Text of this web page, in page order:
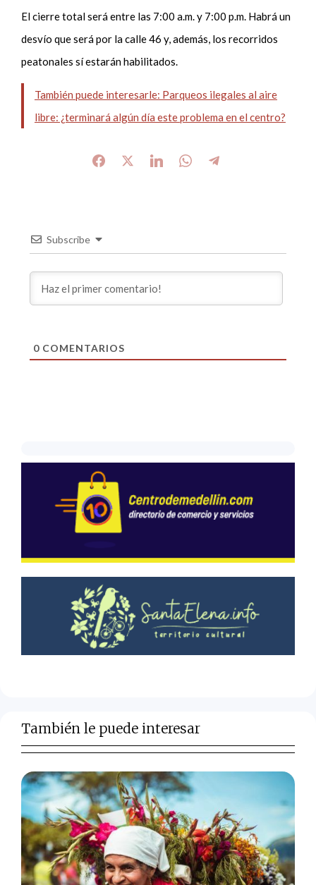
El cierre total será entre las 7:00 a.m. y 7:00 p.m. Habrá un
desvío que será por la calle 46 y, además, los recorridos
peatonales sí estarán habilitados.
También puede interesarle: Parqueos ilegales al aire
libre: ¿terminará algún día este problema en el centro?
Subscribe
0COMENTARIOS
También le puede interesar